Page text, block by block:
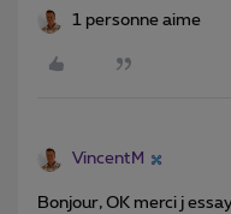
1 personne aime
VincentM
Bonjour, OK merci j